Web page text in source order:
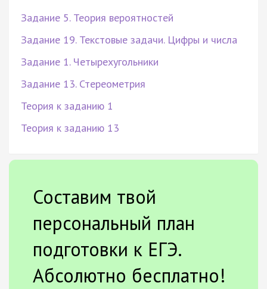
Задание 5. Теория вероятностей
Задание 19. Текстовые задачи. Цифры и числа
Задание 1. Четырехугольники
Задание 13. Стереометрия
Теория к заданию 1
Теория к заданию 13
Составим твой
персональный план
подготовки к ЕГЭ.
Абсолютно бесплатно!